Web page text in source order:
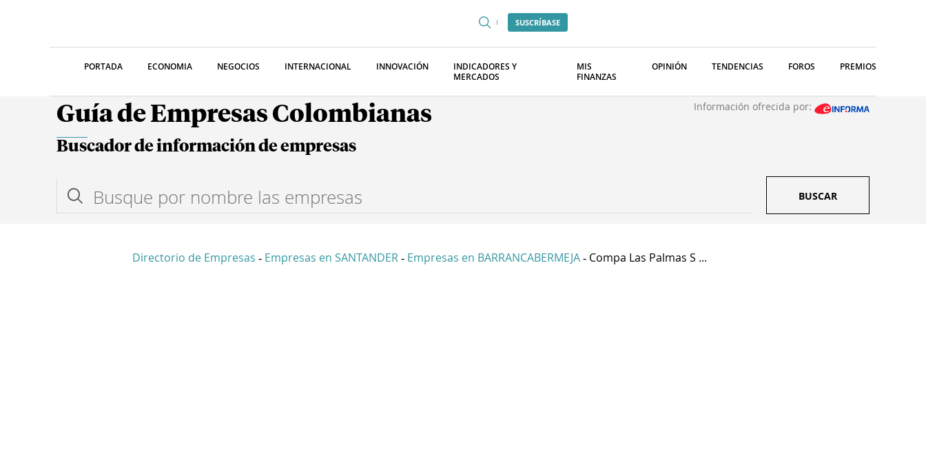
SUSCRÍBASE
PORTADA ECONOMIA NEGOCIOS INTERNACIONAL INNOVACIÓN
INDICADORES Y
MERCADOS
MIS
FINANZAS
OPINIÓN TENDENCIAS FOROS PREMIOS
Guía de Empresas Colombianas Información ofrecida por:
Buscador de información de empresas
BUSCAR
Directorio de Empresas - Empresas en SANTANDER - Empresas en BARRANCABERMEJA - Compa Las Palmas S ...